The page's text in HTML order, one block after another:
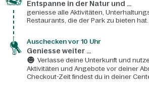
Entspanne in der Natur und ...
geniesse alle Aktivitäten,
Restaurants, die der Park zu bieten hat.
Auschecken vor 10 Uhr
Geniesse weiter ...
Verlasse deine Unterkunft und
Aktivitäten und Angebote vor deiner
Checkout-Zeit findest du in deiner